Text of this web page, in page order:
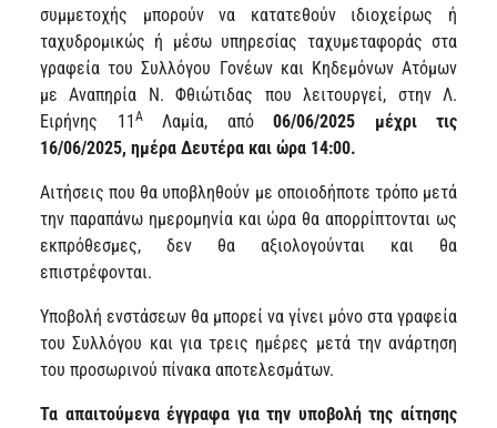
συμμετοχής μπορούν να κατατεθούν ιδιοχείρως ή
ταχυδρομικώς ή μέσω υπηρεσίας ταχυμεταφοράς στα
γραφεία του Συλλόγου Γονέων και Κηδεμόνων Ατόμων
με Αναπηρία Ν. Φθιώτιδας που λειτουργεί, στην Λ.
Ειρήνης 11 ΑΛαμία, από 06/06/2025
μέχρι τις
16/06/2025, ημέρα Δευτέρα και ώρα 14:00.
Αιτήσεις που θα υποβληθούν με οποιοδήποτε τρόπο μετά
την παραπάνω ημερομηνία και ώρα θα απορρίπτονται ως
εκπρόθεσμες, δεν θα αξιολογούνται και θα
επιστρέφονται.
Υποβολή ενστάσεων θα μπορεί να γίνει μόνο στα γραφεία
του Συλλόγου και για τρεις ημέρες μετά την ανάρτηση
του προσωρινού πίνακα αποτελεσμάτων.
Τα απαιτούμενα έγγραφα για την υποβολή της αίτησης